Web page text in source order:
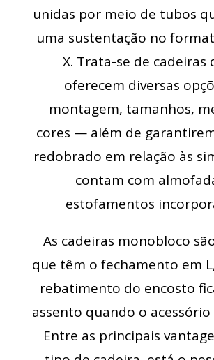
unidas por meio de tubos
uma sustentação no
X. Trata-se de cadeiras
oferecem diversas
montagem, tamanhos,
cores — além de
redobrado em relação às
contam com
estofamentos
As cadeiras monobloco
que têm o fechamento em
rebatimento do encosto
assento quando o acessório
Entre as principais